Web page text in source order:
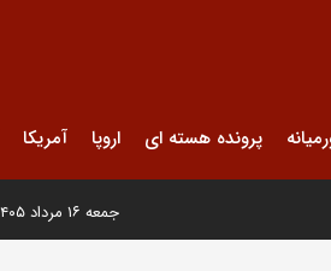
پرونده هسته ای اروپا آمریکا
جمعه ۱۶ مرداد ۱۴۰۵